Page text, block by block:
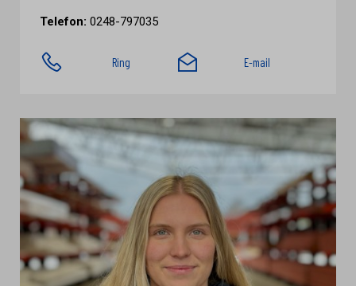
Telefon: 0248-797035
Ring E-mail